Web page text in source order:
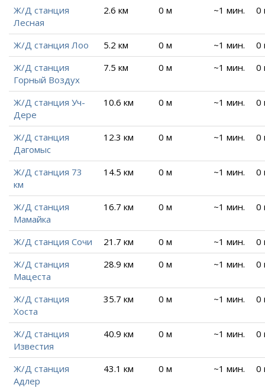
Ж/Д станция
Лесная
2.6 км 0 м ~1 мин. 0
Ж/Д станция Лоо 5.2 км 0 м ~1 мин.
0
Ж/Д станция
Горный Воздух
7.5 км 0 м ~1 мин. 0
Ж/Д станция Уч-
Дере
10.6 км 0 м ~1 мин. 0
Ж/Д станция
Дагомыс
12.3 км 0 м ~1 мин. 0
Ж/Д станция 73
км
14.5 км 0 м ~1 мин. 0
Ж/Д станция
Мамайка
16.7 км 0 м ~1 мин. 0
Ж/Д станция Сочи 21.7 км 0 м ~1 мин.
0
Ж/Д станция
Мацеста
28.9 км 0 м ~1 мин. 0
Ж/Д станция
Хоста
35.7 км 0 м ~1 мин. 0
Ж/Д станция
Известия
40.9 км 0 м ~1 мин. 0
Ж/Д станция
Адлер
43.1 км 0 м ~1 мин. 0